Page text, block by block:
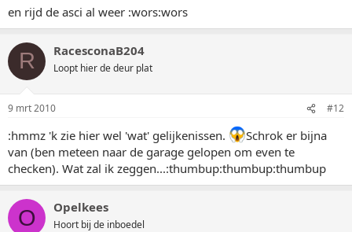
en rijd de asci al weer :wors:wors
R RacesconaB204
Loopt hier de deur plat
9 mrt 2010 #12
:hmmz 'k zie hier wel 'wat' gelijkenissen.
Schrok er bijna
van (ben meteen naar de garage gelopen om even te
checken). Wat zal ik zeggen...:thumbup:thumbup:thumbup
O Opelkees
Hoort bij de inboedel